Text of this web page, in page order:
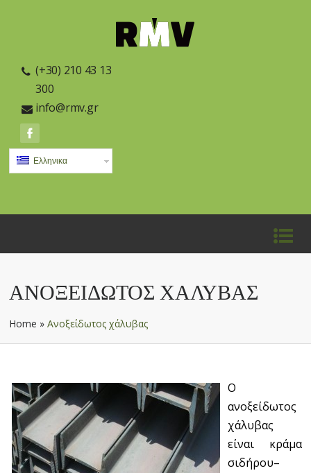
(+30) 210 43 13
300
info@rmv.gr
Ελληνικα
ΑΝΟΞΕΊΔΩΤΟΣ ΧΆΛΥΒΑΣ
Home »Ανοξείδωτος χάλυβας
Ο
ανοξείδωτος
χάλυβας
είναι κράμα
σιδήρου–